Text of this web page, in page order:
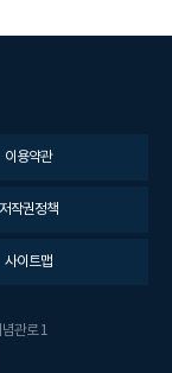
이용약관
저작권정책
사이트맵
관로 1